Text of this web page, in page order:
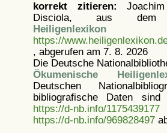
korrekt zitieren:
Disciola, aus
Heiligenlexikon
https://
, abgerufen am 7. 8. 2026
Die Deutsche
Ökumenische
Deutschen
bibliografische Daten
https://d-nb.info/1175439177
https://d-nb.info/969828497